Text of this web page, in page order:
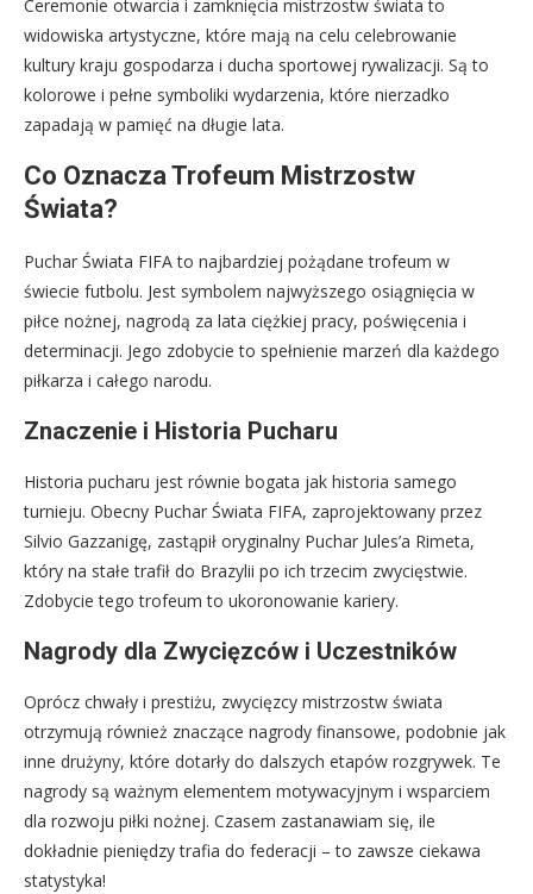
Ceremonie otwarcia i zamknięcia mistrzostw świata to
widowiska artystyczne, które mają na celu celebrowanie
kultury kraju gospodarza i ducha sportowej rywalizacji. Są to
kolorowe i pełne symboliki wydarzenia, które nierzadko
zapadają w pamięć na długie lata.
Co Oznacza Trofeum Mistrzostw
Świata?
Puchar Świata FIFA to najbardziej pożądane trofeum w
świecie futbolu. Jest symbolem najwyższego osiągnięcia w
piłce nożnej, nagrodą za lata ciężkiej pracy, poświęcenia i
determinacji. Jego zdobycie to spełnienie marzeń dla każdego
piłkarza i całego narodu.
Znaczenie i Historia Pucharu
Historia pucharu jest równie bogata jak historia samego
turnieju. Obecny Puchar Świata FIFA, zaprojektowany przez
Silvio Gazzanigę, zastąpił oryginalny Puchar Jules’a Rimeta,
który na stałe trafił do Brazylii po ich trzecim zwycięstwie.
Zdobycie tego trofeum to ukoronowanie kariery.
Nagrody dla Zwycięzców i Uczestników
Oprócz chwały i prestiżu, zwycięzcy mistrzostw świata
otrzymują również znaczące nagrody finansowe, podobnie jak
inne drużyny, które dotarły do dalszych etapów rozgrywek. Te
nagrody są ważnym elementem motywacyjnym i wsparciem
dla rozwoju piłki nożnej. Czasem zastanawiam się, ile
dokładnie pieniędzy trafia do federacji – to zawsze ciekawa
statystyka!